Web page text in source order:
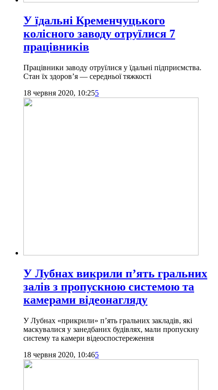
У їдальні Кременчуцького
колісного заводу отруїлися 7
працівників
Працівники заводу отруїлися у їдальні підприємства.
Стан їх здоров’я — середньої тяжкості
18 червня 2020, 10:255
У Лубнах викрили п’ять гральних
залів з пропускною системою та
камерами відеонагляду
У Лубнах «прикрили» п’ять гральних закладів, які
маскувалися у занедбаних будівлях, мали пропускну
систему та камери відеоспостереження
18 червня 2020, 10:465